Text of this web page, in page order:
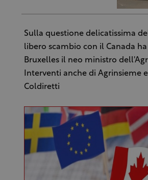
Sulla questione delicatissima
libero scambio con il Canada
Bruxelles il neo ministro
Interventi anche di Agrinsieme
Coldiretti